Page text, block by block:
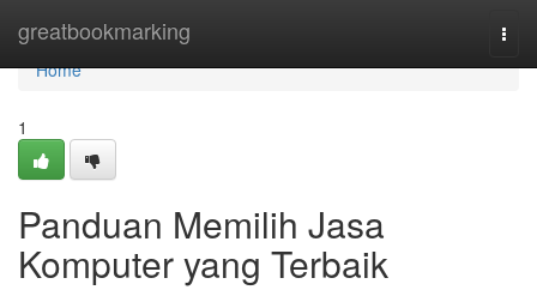
greatbookmarking
Home
Home
1
Panduan Memilih Jasa
Komputer yang Terbaik